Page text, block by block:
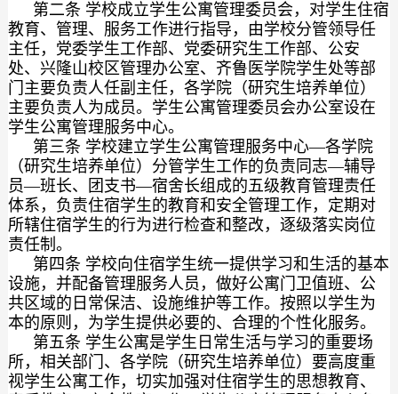
第二条 学校成立学生公寓管理委员会，对学生住宿
教育、管理、服务工作进行指导，由学校分管领导任
主任，党委学生工作部、党委研究生工作部、公安
处、兴隆山校区管理办公室、齐鲁医学院学生处等部
门主要负责人任副主任，各学院（研究生培养单位）
主要负责人为成员。学生公寓管理委员会办公室设在
学生公寓管理服务中心。
第三条 学校建立学生公寓管理服务中心—各学院
（研究生培养单位）分管学生工作的负责同志—辅导
员—班长、团支书—宿舍长组成的五级教育管理责任
体系，负责住宿学生的教育和安全管理工作，定期对
所辖住宿学生的行为进行检查和整改，逐级落实岗位
责任制。
第四条 学校向住宿学生统一提供学习和生活的基本
设施，并配备管理服务人员，做好公寓门卫值班、公
共区域的日常保洁、设施维护等工作。按照以学生为
本的原则，为学生提供必要的、合理的个性化服务。
第五条 学生公寓是学生日常生活与学习的重要场
所，相关部门、各学院（研究生培养单位）要高度重
视学生公寓工作，切实加强对住宿学生的思想教育、